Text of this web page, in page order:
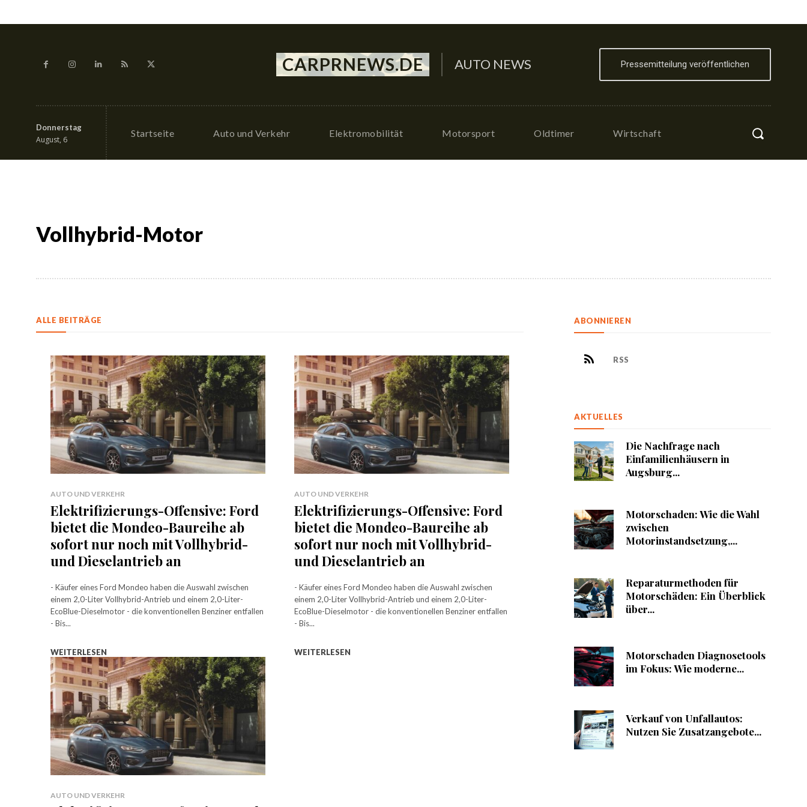
CARPRNEWS.DE AUTO NEWS Pressemitteilung veröffentlichen
Donnerstag
August, 6
Startseite Auto und Verkehr Elektromobilität Motorsport Oldtimer Wirtschaft
Vollhybrid-Motor
ALLE BEITRÄGE
AUTO UND VERKEHR
Elektrifizierungs-Offensive: Ford
bietet die Mondeo-Baureihe ab
sofort nur noch mit Vollhybrid-
und Dieselantrieb an
- Käufer eines Ford Mondeo haben die Auswahl zwischen
einem 2,0-Liter Vollhybrid-Antrieb und einem 2,0-Liter-
EcoBlue-Dieselmotor - die konventionellen Benziner entfallen
- Bis...
WEITERLESEN
AUTO UND VERKEHR
Elektrifizierungs-Offensive: Ford
bietet die Mondeo-Baureihe ab
sofort nur noch mit Vollhybrid-
und Dieselantrieb an
- Käufer eines Ford Mondeo haben die Auswahl zwischen
einem 2,0-Liter Vollhybrid-Antrieb und einem 2,0-Liter-
EcoBlue-Dieselmotor - die konventionellen Benziner entfallen
- Bis...
WEITERLESEN
AUTO UND VERKEHR
ABONNIEREN
RSS
AKTUELLES
Die Nachfrage nach
Einfamilienhäusern in
Augsburg...
Motorschaden: Wie die Wahl
zwischen
Motorinstandsetzung,...
Reparaturmethoden für
Motorschäden: Ein Überblick
über...
Motorschaden Diagnosetools
im Fokus: Wie moderne...
Verkauf von Unfallautos:
Nutzen Sie Zusatzangebote...